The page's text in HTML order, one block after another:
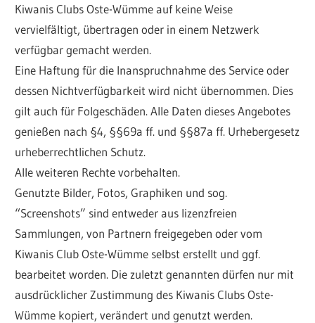
Kiwanis Clubs Oste-Wümme auf keine Weise
vervielfältigt, übertragen oder in einem Netzwerk
verfügbar gemacht werden.
Eine Haftung für die Inanspruchnahme des Service oder
dessen Nichtverfügbarkeit wird nicht übernommen. Dies
gilt auch für Folgeschäden. Alle Daten dieses Angebotes
genießen nach §4, §§69a ff. und §§87a ff. Urhebergesetz
urheberrechtlichen Schutz.
Alle weiteren Rechte vorbehalten.
Genutzte Bilder, Fotos, Graphiken und sog.
“Screenshots” sind entweder aus lizenzfreien
Sammlungen, von Partnern freigegeben oder vom
Kiwanis Club Oste-Wümme selbst erstellt und ggf.
bearbeitet worden. Die zuletzt genannten dürfen nur mit
ausdrücklicher Zustimmung des Kiwanis Clubs Oste-
Wümme kopiert, verändert und genutzt werden.